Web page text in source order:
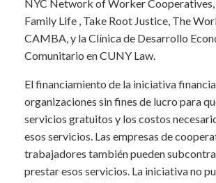
NYC Network of Worker
Family Life , Take Root Justice, The
CAMBA, y la Clínica de Desarrollo
Comunitario en CUNY Law.
El financiamiento de la iniciativa
organizaciones sin fines de lucro para
servicios gratuitos y los costos
esos servicios. Las empresas de
trabajadores también pueden
prestar esos servicios. La iniciativa no